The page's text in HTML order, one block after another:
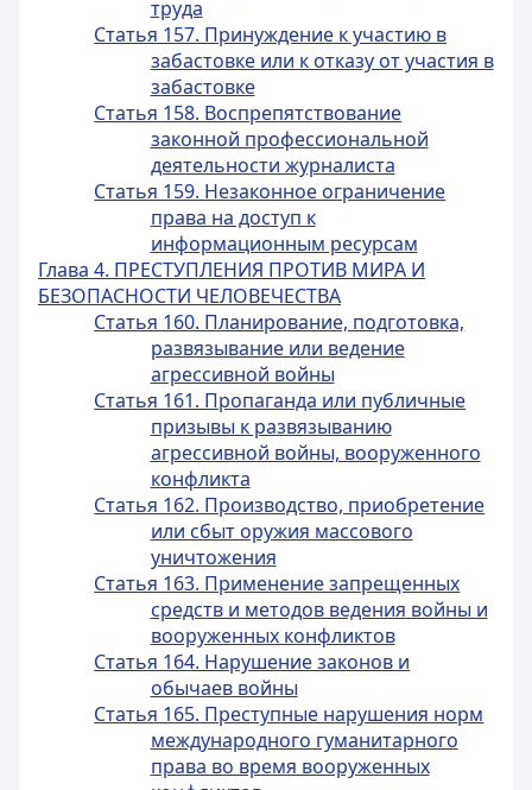
труда
Статья 157. Принуждение к участию в
забастовке или к отказу от участия в
забастовке
Статья 158. Воспрепятствование
законной профессиональной
деятельности журналиста
Статья 159. Незаконное ограничение
права на доступ к
информационным ресурсам
Глава 4. ПРЕСТУПЛЕНИЯ ПРОТИВ МИРА И
БЕЗОПАСНОСТИ ЧЕЛОВЕЧЕСТВА
Статья 160. Планирование, подготовка,
развязывание или ведение
агрессивной войны
Статья 161. Пропаганда или публичные
призывы к развязыванию
агрессивной войны, вооруженного
конфликта
Статья 162. Производство, приобретение
или сбыт оружия массового
уничтожения
Статья 163. Применение запрещенных
средств и методов ведения войны и
вооруженных конфликтов
Статья 164. Нарушение законов и
обычаев войны
Статья 165. Преступные нарушения норм
международного гуманитарного
права во время вооруженных